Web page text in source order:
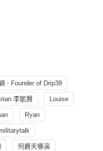
- Founder of Drip39
李凱賢 Louise
Ryan
何爵天導演